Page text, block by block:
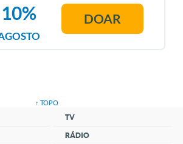
10% DOAR
↑ TOPO
TV
RÁDIO